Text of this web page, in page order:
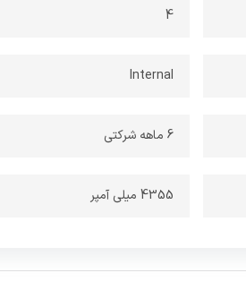
4
Internal
6 ماهه شرکتی
4355 میلی آمپر